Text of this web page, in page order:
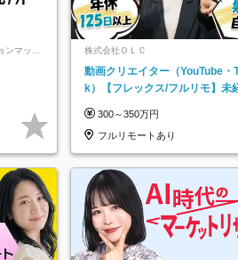
マッチ
株式会社ＯＬＣ
動画クリエイター（YouTube・
k）【フレックス/フルリモ】未
300～350万円
フルリモートあり